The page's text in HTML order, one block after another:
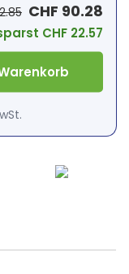
CHF 90.28
CHF 22.57